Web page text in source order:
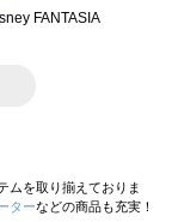
ムを取り揃えておりま
ターなどの商品も充実！